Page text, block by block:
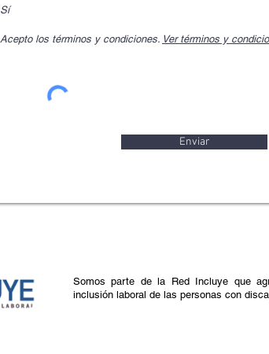
Sí
Acepto los términos y condiciones. Ver términos y
Enviar
Somos parte de la Red Incluye que
inclusión laboral de las personas con